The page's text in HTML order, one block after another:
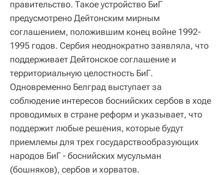
правительство. Такое устройство БиГ
предусмотрено Дейтонским мирным
соглашением, положившим конец войне 1992-
1995 годов. Сербия неоднократно заявляла, что
поддерживает Дейтонское соглашение и
территориальную целостность БиГ.
Одновременно Белград выступает за
соблюдение интересов боснийских сербов в ходе
проводимых в стране реформ и указывает, что
поддержит любые решения, которые будут
приемлемы для трех государствообразующих
народов БиГ - боснийских мусульман
(бошняков), сербов и хорватов.